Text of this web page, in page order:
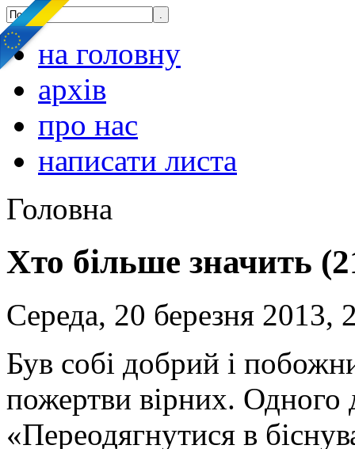
на головну
архів
про нас
написати листа
Головна
Хто більше значить
Середа, 20 березня 2013,
Був собі добрий і
пожертви вірних. Одного
«Переодягнутися в